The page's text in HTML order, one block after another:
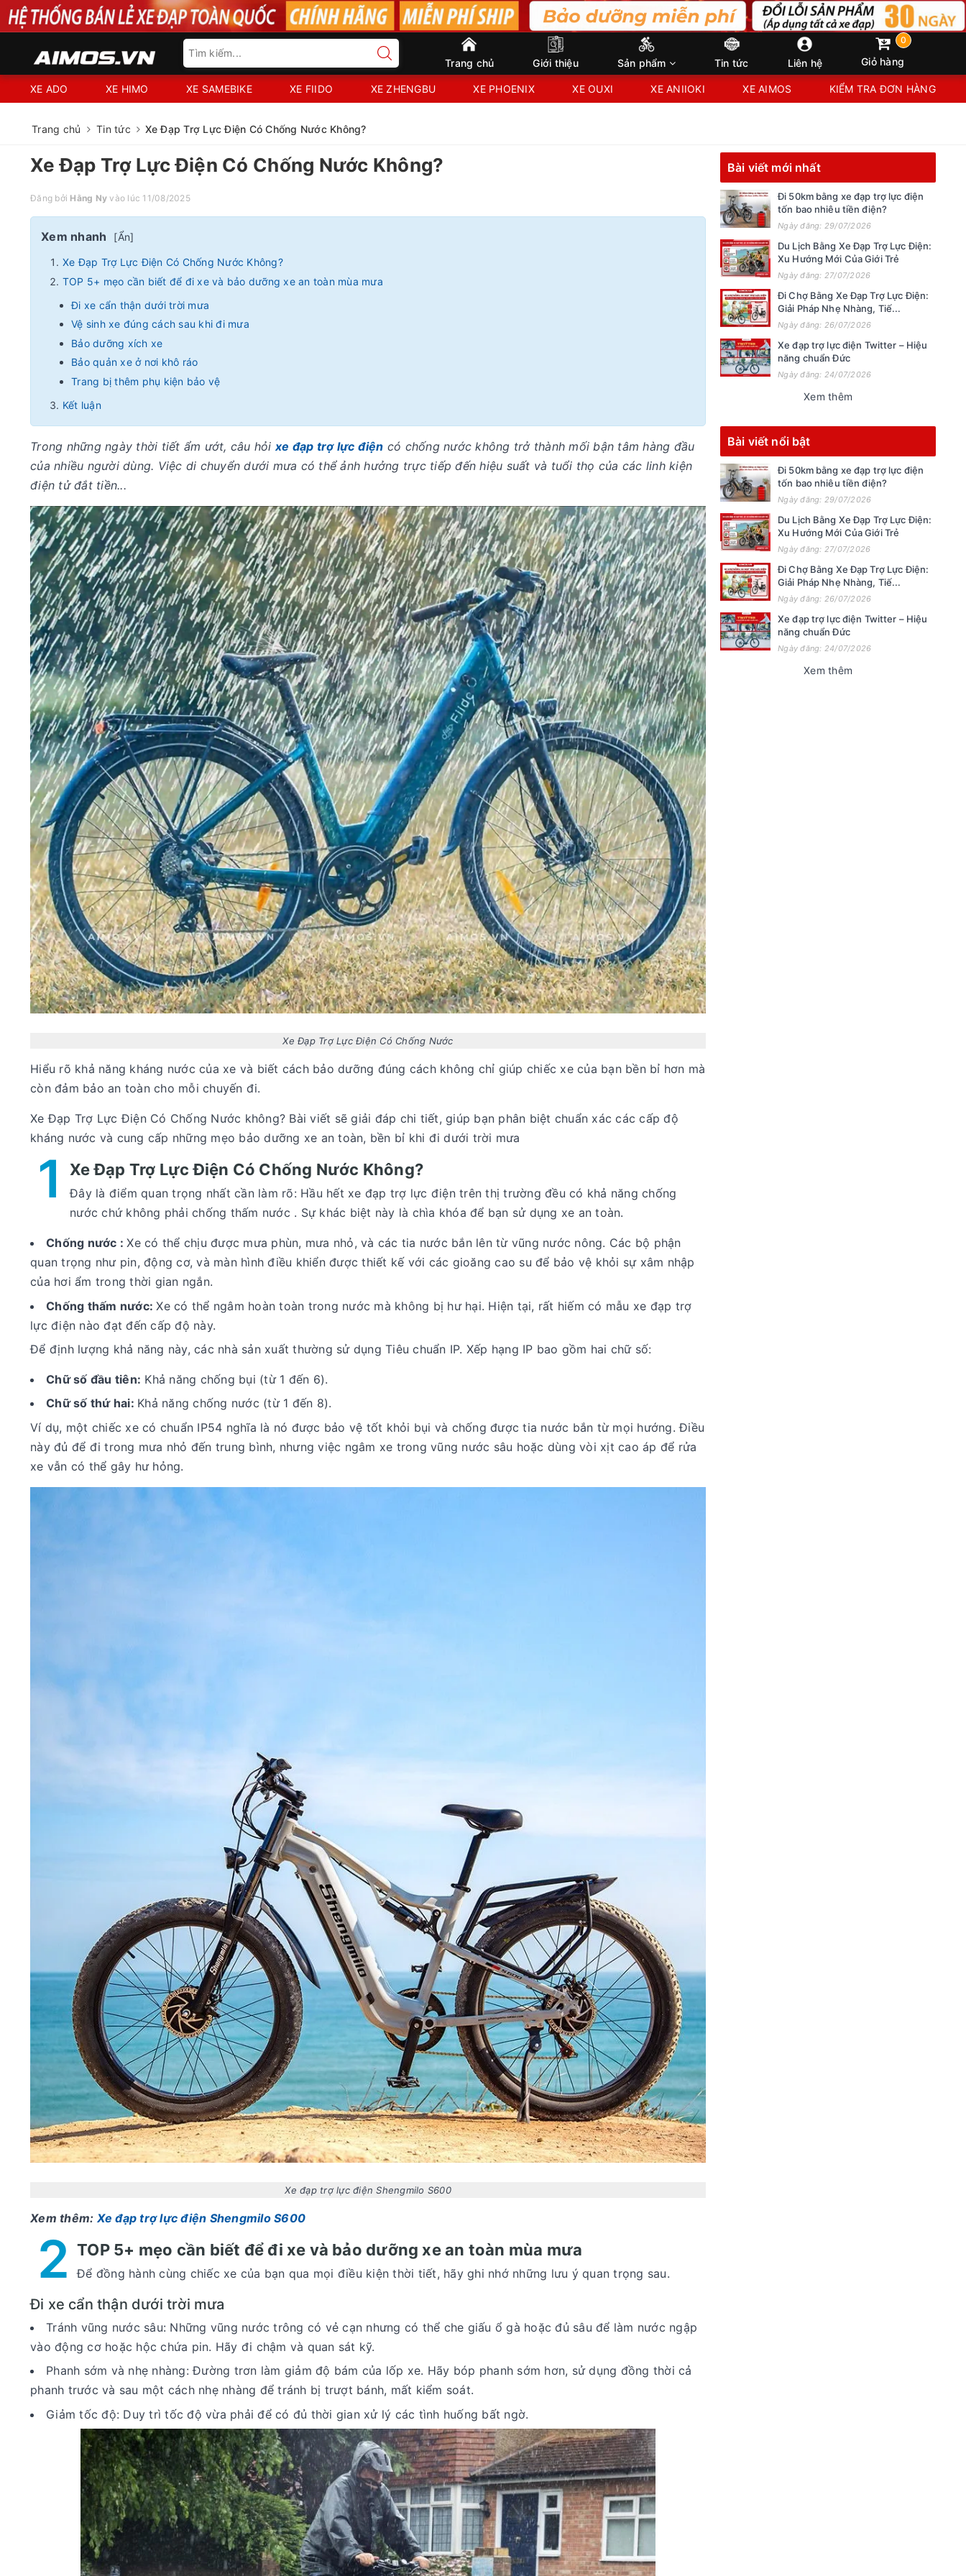
Trang chủ Giới thiệu Sản phẩm Tin tức Liên hệ
0
Giỏ hàng
XE ADO XE HIMO XE SAMEBIKE XE FIIDO XE ZHENGBU XE PHOENIX XE OUXI XE ANIIOKI XE AIMOS KIỂM TRA ĐƠN HÀNG
Trang chủ Tin tức Xe Đạp Trợ Lực Điện Có Chống Nước Không?
Xe Đạp Trợ Lực Điện Có Chống Nước Không?
Đăng bởi Hằng Ny vào lúc 11/08/2025
Xem nhanh [Ẩn]
Xe Đạp Trợ Lực Điện Có Chống Nước Không?
TOP 5+ mẹo cần biết để đi xe và bảo dưỡng xe an toàn mùa mưa
Đi xe cẩn thận dưới trời mưa
Vệ sinh xe đúng cách sau khi đi mưa
Bảo dưỡng xích xe
Bảo quản xe ở nơi khô ráo
Trang bị thêm phụ kiện bảo vệ
Kết luận
Trong những ngày thời tiết ẩm ướt, câu hỏi xe đạp trợ lực điện có chống nước không trở thành mối bận tâm hàng đầu
của nhiều người dùng. Việc di chuyển dưới mưa có thể ảnh hưởng trực tiếp đến hiệu suất và tuổi thọ của các linh kiện
điện tử đắt tiền...
Xe Đạp Trợ Lực Điện Có Chống Nước
Hiểu rõ khả năng kháng nước của xe và biết cách bảo dưỡng đúng cách không chỉ giúp chiếc xe của bạn bền bỉ hơn mà
còn đảm bảo an toàn cho mỗi chuyến đi.
Xe Đạp Trợ Lực Điện Có Chống Nước không? Bài viết sẽ giải đáp chi tiết, giúp bạn phân biệt chuẩn xác các cấp độ
kháng nước và cung cấp những mẹo bảo dưỡng xe an toàn, bền bỉ khi đi dưới trời mưa
1 Xe Đạp Trợ Lực Điện Có Chống Nước Không?
Đây là điểm quan trọng nhất cần làm rõ: Hầu hết xe đạp trợ lực điện trên thị trường đều có khả năng chống
nước chứ không phải chống thấm nước . Sự khác biệt này là chìa khóa để bạn sử dụng xe an toàn.
Chống nước :Xe có thể chịu được mưa phùn, mưa nhỏ, và các tia nước bắn lên từ vũng nước nông. Các bộ phận
quan trọng như pin, động cơ, và màn hình điều khiển được thiết kế với các gioăng cao su để bảo vệ khỏi sự xâm nhập
của hơi ẩm trong thời gian ngắn.
Chống thấm nước:Xe có thể ngâm hoàn toàn trong nước mà không bị hư hại. Hiện tại, rất hiếm có mẫu xe đạp trợ
lực điện nào đạt đến cấp độ này.
Để định lượng khả năng này, các nhà sản xuất thường sử dụng Tiêu chuẩn IP. Xếp hạng IP bao gồm hai chữ số:
Chữ số đầu tiên: Khả năng chống bụi (từ 1 đến 6).
Chữ số thứ hai: Khả năng chống nước (từ 1 đến 8).
Ví dụ, một chiếc xe có chuẩn IP54 nghĩa là nó được bảo vệ tốt khỏi bụi và chống được tia nước bắn từ mọi hướng. Điều
này đủ để đi trong mưa nhỏ đến trung bình, nhưng việc ngâm xe trong vũng nước sâu hoặc dùng vòi xịt cao áp để rửa
xe vẫn có thể gây hư hỏng.
Xe đạp trợ lực điện Shengmilo S600
Xem thêm: Xe đạp trợ lực điện Shengmilo S600
2 TOP 5+ mẹo cần biết để đi xe và bảo dưỡng xe an toàn mùa mưa
Để đồng hành cùng chiếc xe của bạn qua mọi điều kiện thời tiết, hãy ghi nhớ những lưu ý quan trọng sau.
Đi xe cẩn thận dưới trời mưa
Tránh vũng nước sâu: Những vũng nước trông có vẻ cạn nhưng có thể che giấu ổ gà hoặc đủ sâu để làm nước ngập
vào động cơ hoặc hộc chứa pin. Hãy đi chậm và quan sát kỹ.
Phanh sớm và nhẹ nhàng: Đường trơn làm giảm độ bám của lốp xe. Hãy bóp phanh sớm hơn, sử dụng đồng thời cả
phanh trước và sau một cách nhẹ nhàng để tránh bị trượt bánh, mất kiểm soát.
Giảm tốc độ: Duy trì tốc độ vừa phải để có đủ thời gian xử lý các tình huống bất ngờ.
Bài viết mới nhất
Đi 50km bằng xe đạp trợ lực điện
tốn bao nhiêu tiền điện?
Ngày đăng: 29/07/2026
Du Lịch Bằng Xe Đạp Trợ Lực Điện:
Xu Hướng Mới Của Giới Trẻ
Ngày đăng: 27/07/2026
Đi Chợ Bằng Xe Đạp Trợ Lực Điện:
Giải Pháp Nhẹ Nhàng, Tiế...
Ngày đăng: 26/07/2026
Xe đạp trợ lực điện Twitter – Hiệu
năng chuẩn Đức
Ngày đăng: 24/07/2026
Xem thêm
Bài viết nổi bật
Đi 50km bằng xe đạp trợ lực điện
tốn bao nhiêu tiền điện?
Ngày đăng: 29/07/2026
Du Lịch Bằng Xe Đạp Trợ Lực Điện:
Xu Hướng Mới Của Giới Trẻ
Ngày đăng: 27/07/2026
Đi Chợ Bằng Xe Đạp Trợ Lực Điện:
Giải Pháp Nhẹ Nhàng, Tiế...
Ngày đăng: 26/07/2026
Xe đạp trợ lực điện Twitter – Hiệu
năng chuẩn Đức
Ngày đăng: 24/07/2026
Xem thêm